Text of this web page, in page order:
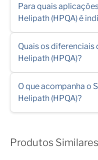
Para quais
Helipath (HPQA) é
Quais os diferenciais
Helipath (HPQA)?
O que acompanha o
Helipath (HPQA)?
Produtos Similares